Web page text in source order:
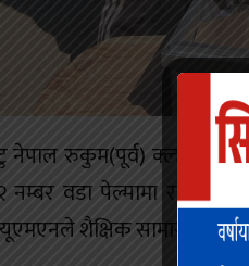
रुकुम(पूर्व) क्ल्ष्टरले
वडा पेल्मामा रहेको
शैक्षिक सामाग्री